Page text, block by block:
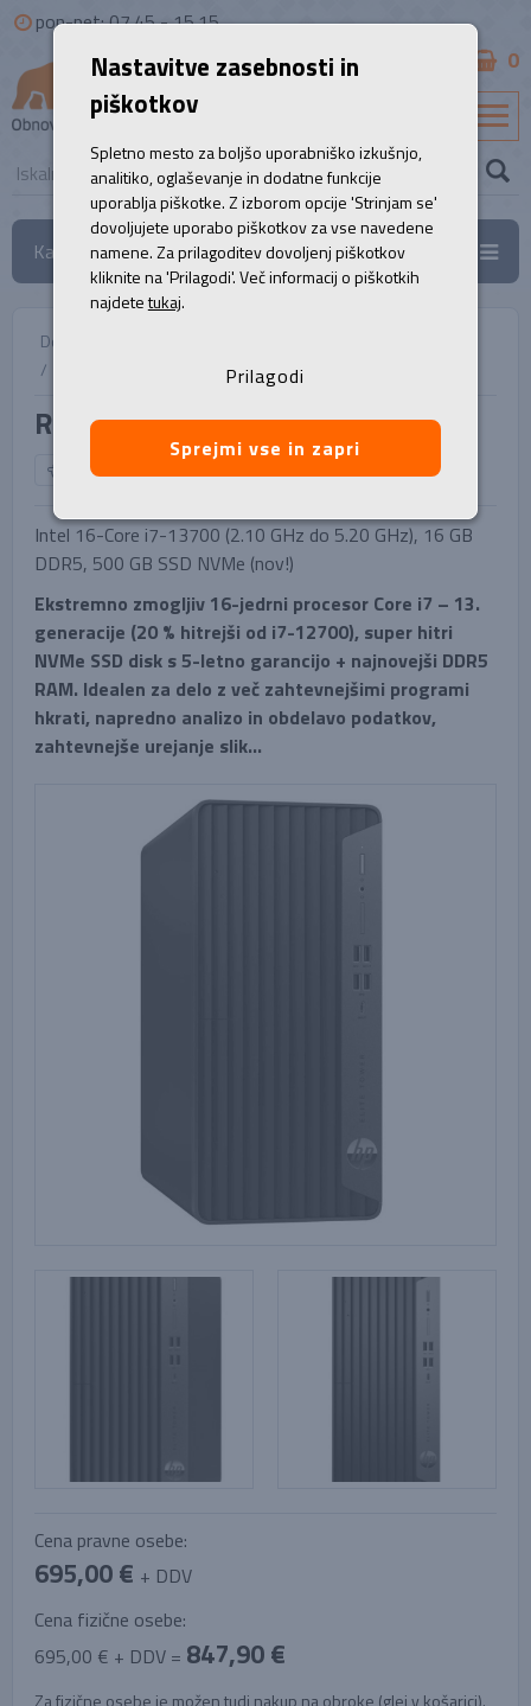
pon-pet: 07.45 - 15.15
0
Kategorije
Domov
/
Računalnik, HP Elite 600 G9
Računalnik, HP Elite 600 G9
NAZAJ NA IZBOR
Intel 16-Core i7-13700 (2.10 GHz do 5.20 GHz), 16 GB
DDR5, 500 GB SSD NVMe (nov!)
Ekstremno zmogljiv 16-jedrni procesor Core i7 – 13.
generacije (20 % hitrejši od i7-12700), super hitri
NVMe SSD disk s 5-letno garancijo + najnovejši DDR5
RAM. Idealen za delo z več zahtevnejšimi programi
hkrati, napredno analizo in obdelavo podatkov,
zahtevnejše urejanje slik...
Cena pravne osebe:
695,00 € + DDV
Cena fizične osebe:
695,00 € + DDV = 847,90 €
Za fizične osebe je možen tudi nakup na obroke (glej v košarici).
Nastavitve zasebnosti in
piškotkov
Spletno mesto za boljšo uporabniško izkušnjo,
analitiko, oglaševanje in dodatne funkcije
uporablja piškotke. Z izborom opcije 'Strinjam se'
dovoljujete uporabo piškotkov za vse navedene
namene. Za prilagoditev dovoljenj piškotkov
kliknite na 'Prilagodi'. Več informacij o piškotkih
najdetetukaj.
Prilagodi
Sprejmi vse in zapri